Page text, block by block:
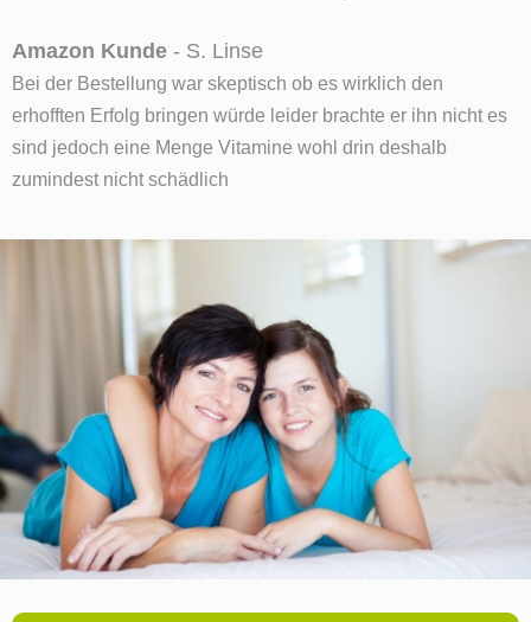
Amazon Kunde - S. Linse
Bei der Bestellung war skeptisch ob es wirklich den
erhofften Erfolg bringen würde leider brachte er ihn nicht es
sind jedoch eine Menge Vitamine wohl drin deshalb
zumindest nicht schädlich